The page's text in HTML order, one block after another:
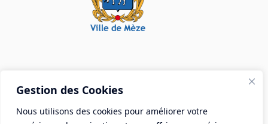
Gestion des Cookies
Nous utilisons des cookies pour améliorer votre
Mairie de Mèze
Place Aristide Briand - BP 28 34140 Mèze